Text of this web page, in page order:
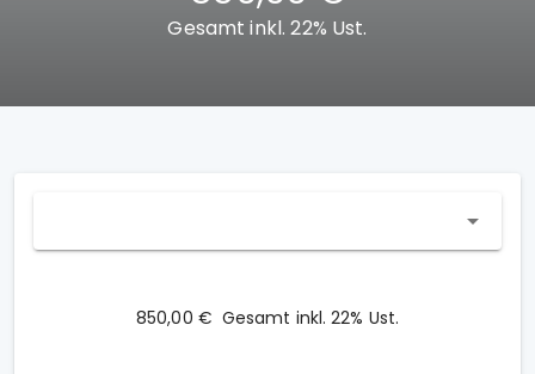
Gesamt inkl. 22% Ust.
850,00 € Gesamt inkl. 22% Ust.